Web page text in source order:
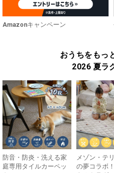
Amazonキャンペーン
おうちをもっ
2026 夏ラ
防音・防炎・洗える家
庭専用タイルカーペッ
メゾン・テ
の夢コラボ